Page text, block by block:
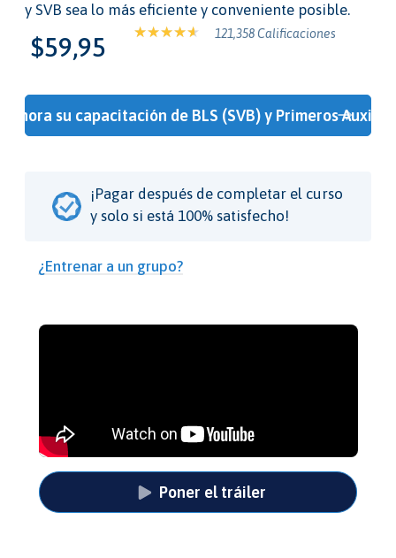
y SVB sea lo más eficiente y conveniente posible.
$59,95 121,358 Calificaciones
ahora su capacitación de BLS (SVB) y Primeros Auxilios
¡Pagar después de completar el curso
y solo si está 100% satisfecho!
¿Entrenar a un grupo?
Poner el tráiler